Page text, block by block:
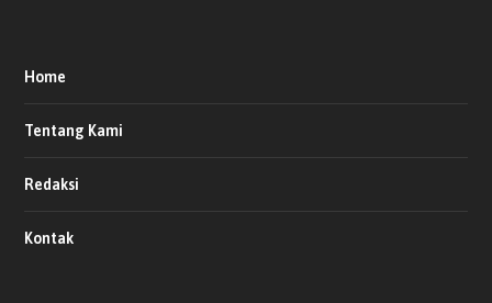
Home
Tentang Kami
Redaksi
Kontak